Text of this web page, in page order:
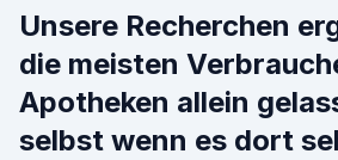
Unsere Recherchen
die meisten
Apotheken allein
selbst wenn es dort